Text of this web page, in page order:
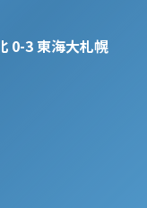
0-3 東海大札幌